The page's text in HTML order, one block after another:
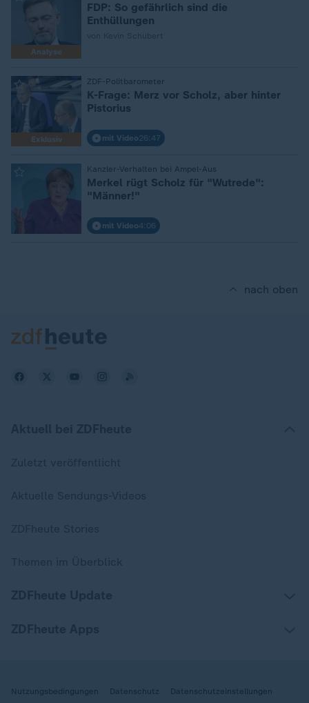
Analyse
FDP: So gefährlich sind die
Enthüllungen
Exklusiv
ZDF-Politbarometer
K-Frage: Merz vor Scholz, aber hinter
Pistorius
mit Video26:47
Kanzler-Verhalten bei Ampel-Aus
Merkel rügt Scholz für "Wutrede":
"Männer!"
mit Video4:06
nach oben
Nutzungsbedingungen Datenschutz Datenschutzeinstellungen